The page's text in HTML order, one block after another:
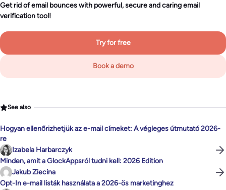
Get rid of email bounces with powerful, secure and caring email
verification tool!
Try for free
Book a demo
See also
Hogyan ellenőrizhetjük az e-mail címeket: A végleges útmutató 2026-
re
Izabela Harbarczyk
Minden, amit a GlockAppsról tudni kell: 2026 Edition
Jakub Ziecina
Opt-In e-mail listák használata a 2026-ös marketinghez